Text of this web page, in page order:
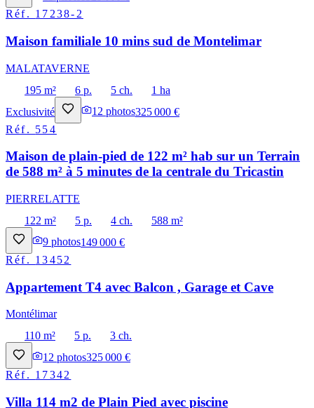
Réf. 17238-2
Maison familiale 10 mins sud de Montelimar
MALATAVERNE
195 m²
6 p. 5 ch.
1 ha
Exclusivité
12 photos325 000 €
Réf. 554
Maison de plain-pied de 122 m² hab sur un Terrain
de 588 m² à 5 minutes de la centrale du Tricastin
PIERRELATTE
122 m²
5 p. 4 ch.
588 m²
9 photos149 000 €
Réf. 13452
Appartement T4 avec Balcon , Garage et Cave
Montélimar
110 m²
5 p.
3 ch.
12 photos325 000 €
Réf. 17342
Villa 114 m2 de Plain Pied avec piscine